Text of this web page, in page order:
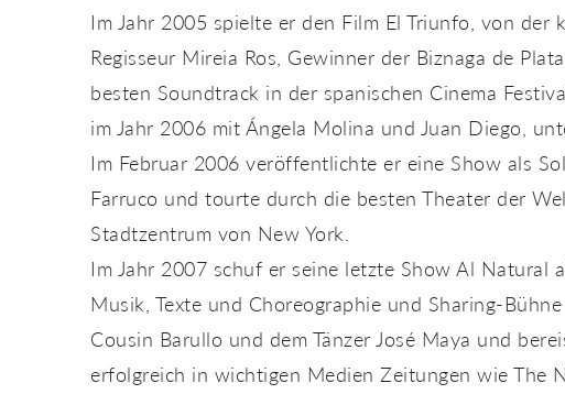
Im Jahr 2005 spielte er den Film El Triunfo, von der
Regisseur Mireia Ros, Gewinner der Biznaga de
besten Soundtrack in der spanischen Cinema
im Jahr 2006 mit Ángela Molina und Juan Diego,
Im Februar 2006 veröffentlichte er eine Show als
Farruco und tourte durch die besten Theater der
Stadtzentrum von New York.
Im Jahr 2007 schuf er seine letzte Show Al Natural
Musik, Texte und Choreographie und Sharing-
Cousin Barullo und dem Tänzer José Maya und
erfolgreich in wichtigen Medien Zeitungen wie The